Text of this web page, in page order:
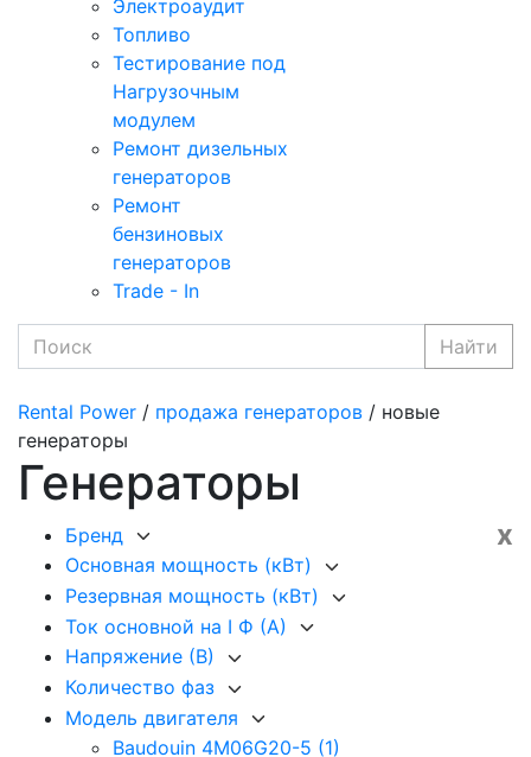
Электроаудит
Топливо
Тестирование под
Нагрузочным
модулем
Ремонт дизельных
генераторов
Ремонт
бензиновых
генераторов
Trade - In
Найти
Rental Power / продажа генераторов / новые
генераторы
Генераторы
x
Бренд
Основная мощность (кВт)
Резервная мощность (кВт)
Ток основной на I Ф (А)
Напряжение (В)
Количество фаз
Модель двигателя
Baudouin 4M06G20-5 (1)